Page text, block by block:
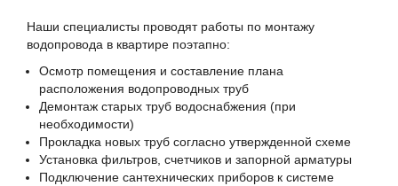
Наши специалисты проводят работы по монтажу
водопровода в квартире поэтапно:
Осмотр помещения и составление плана
расположения водопроводных труб
Демонтаж старых труб водоснабжения (при
необходимости)
Прокладка новых труб согласно утвержденной схеме
Установка фильтров, счетчиков и запорной арматуры
Подключение сантехнических приборов к системе